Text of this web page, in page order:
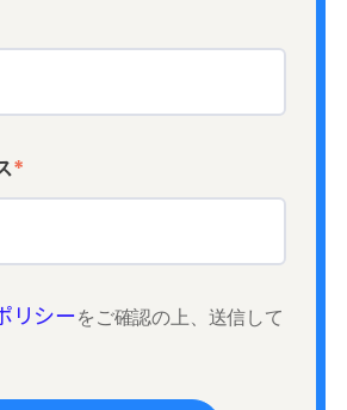
*
リシーをご確認の上、送信して